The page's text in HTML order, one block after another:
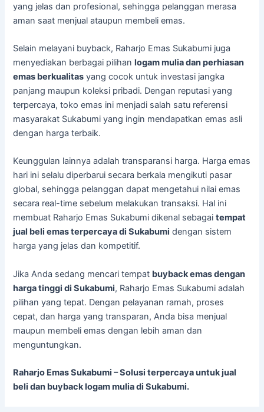
yang jelas dan profesional, sehingga pelanggan merasa
aman saat menjual ataupun membeli emas.
Selain melayani buyback, Raharjo Emas Sukabumi juga
menyediakan berbagai pilihanlogam mulia dan perhiasan
emas berkualitas yang cocok untuk investasi jangka
panjang maupun koleksi pribadi. Dengan reputasi yang
terpercaya, toko emas ini menjadi salah satu referensi
masyarakat Sukabumi yang ingin mendapatkan emas asli
dengan harga terbaik.
Keunggulan lainnya adalah transparansi harga. Harga emas
hari ini selalu diperbarui secara berkala mengikuti pasar
global, sehingga pelanggan dapat mengetahui nilai emas
secara real-time sebelum melakukan transaksi. Hal ini
membuat Raharjo Emas Sukabumi dikenal sebagaitempat
jual beli emas terpercaya di Sukabumi dengan sistem
harga yang jelas dan kompetitif.
Jika Anda sedang mencari tempat buyback emas dengan
harga tinggi di Sukabumi, Raharjo Emas Sukabumi adalah
pilihan yang tepat. Dengan pelayanan ramah, proses
cepat, dan harga yang transparan, Anda bisa menjual
maupun membeli emas dengan lebih aman dan
menguntungkan.
Raharjo Emas Sukabumi – Solusi terpercaya untuk jual
beli dan buyback logam mulia di Sukabumi.